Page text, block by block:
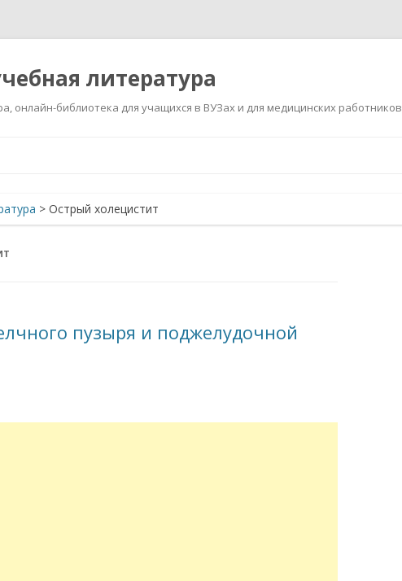
литература
онлайн-библиотека для учащихся в ВУЗах и для медицинских работников
> Острый холецистит
пузыря и поджелудочной